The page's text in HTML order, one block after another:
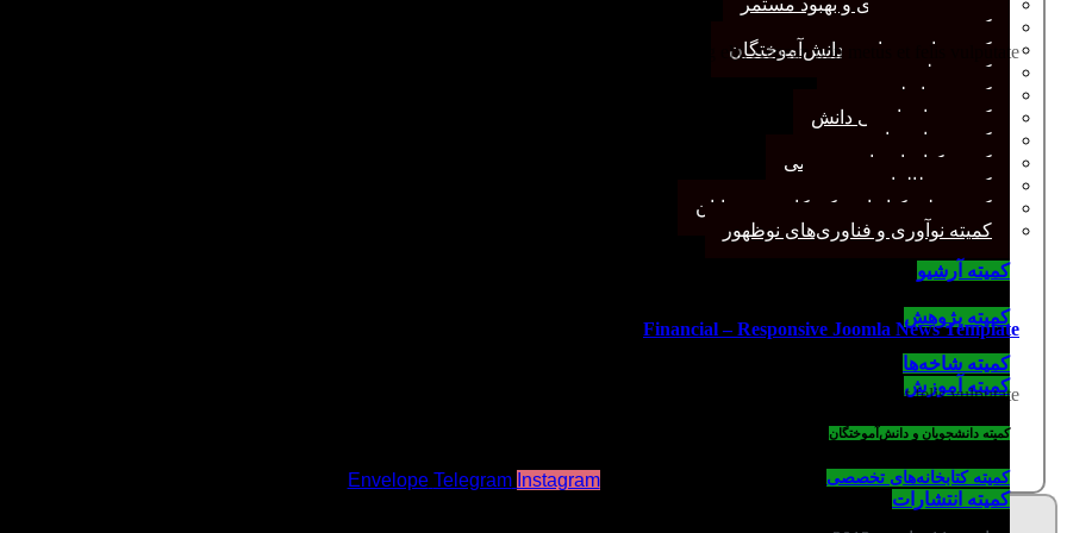
کمیته پژوهش
کمیته دانشجویان و دانش‌آموختگان
کمیته علم سنجی
کمیته روابط عمومی
کمیته سازماندهی دانش
کمیته شاخه‌ها
کمیته کتابخانه‌های تخصصی
کمیته مطالعات صنفی
کمیته ملی کتابداری کودکان و نوجوانان
کمیته نوآوری و فناوری‌های نوظهور
کمیته آرشیو
کمیته پژوهش
کمیته شاخه‌ها
کمیته آموزش
کمیته دانشجویان و دانش‌آموختگان
کمیته کتابخانه‌های تخصصی
کمیته انتشارات
Lorem ipsum dolor sit amet, consectetur adipiscing elit. Aenean non metus et felis vulputate.
Financial – Responsive Joomla News Template
Lorem ipsum dolor sit amet, consectetur adipiscing elit. Aenean non metus et felis vulputate.
Envelope Telegram Instagram